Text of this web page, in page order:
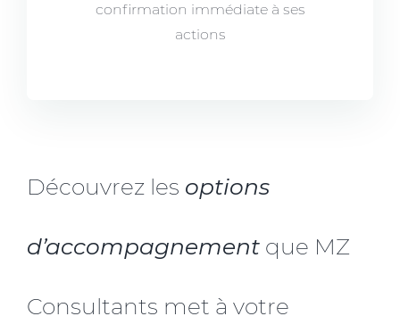
confirmation immédiate à ses
actions
Découvrez les options
d’accompagnement que MZ
Consultants met à votre